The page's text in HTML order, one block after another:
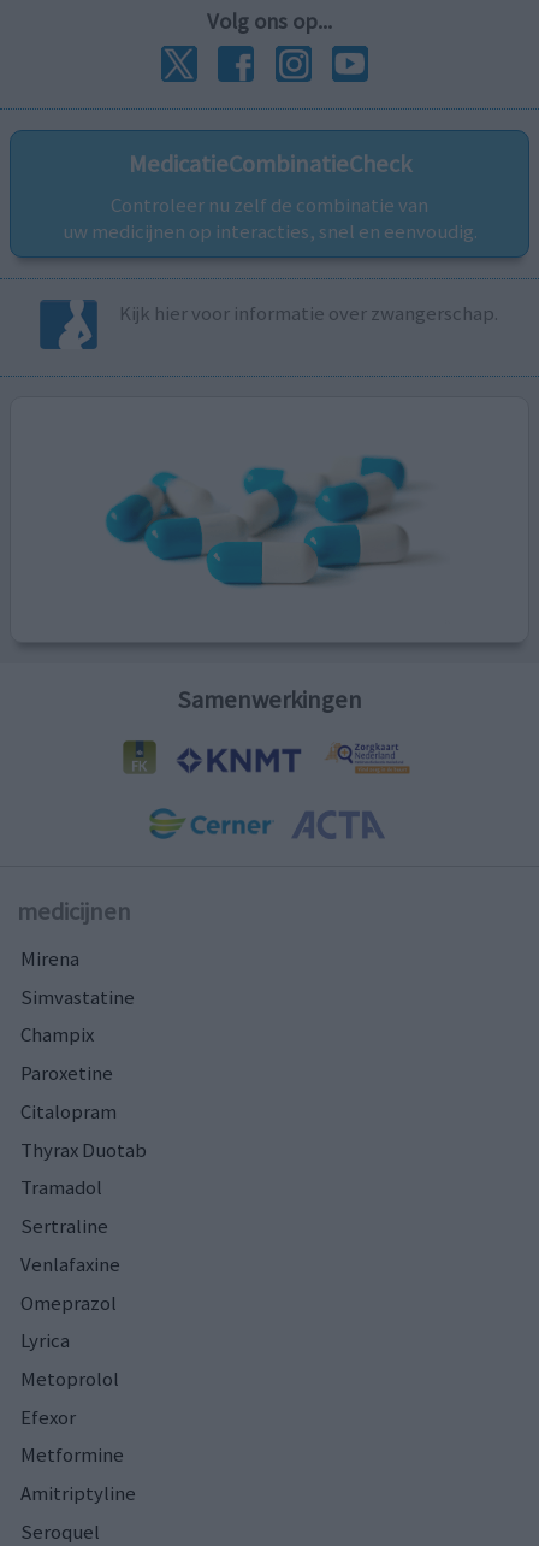
Volg ons op...
MedicatieCombinatieCheck
Controleer nu zelf de combinatie van
uw medicijnen op interacties, snel en eenvoudig.
Kijk hier voor informatie over zwangerschap.
Samenwerkingen
medicijnen
Mirena
Simvastatine
Champix
Paroxetine
Citalopram
Thyrax Duotab
Tramadol
Sertraline
Venlafaxine
Omeprazol
Lyrica
Metoprolol
Efexor
Metformine
Amitriptyline
Seroquel